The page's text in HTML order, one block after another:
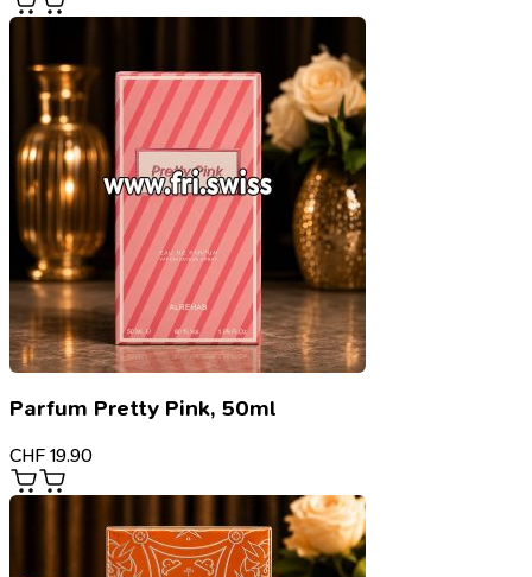
Parfum Pretty Pink, 50ml
CHF 19.90